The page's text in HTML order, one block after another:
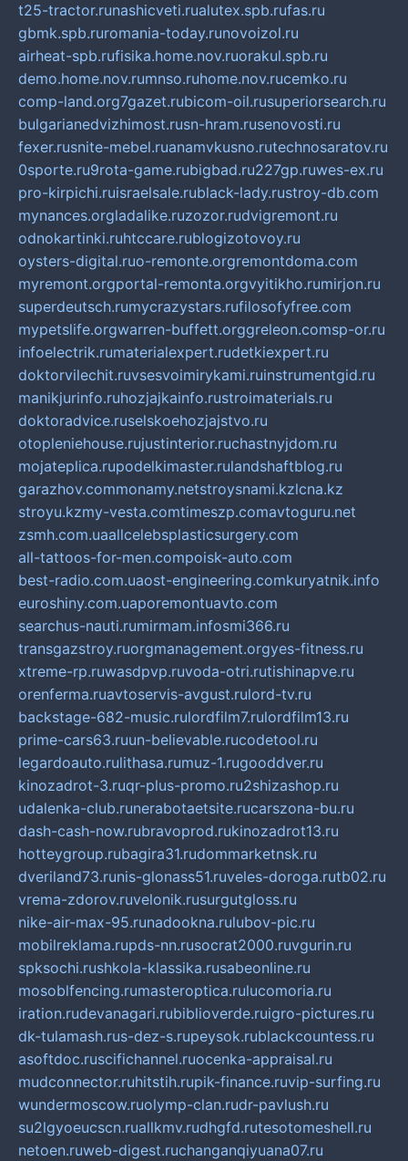
t25-tractor.runashicveti.rualutex.spb.rufas.ru
gbmk.spb.ruromania-today.runovoizol.ru
airheat-spb.rufisika.home.nov.ruorakul.spb.ru
demo.home.nov.rumnso.ruhome.nov.rucemko.ru
comp-land.org7gazet.rubicom-oil.rusuperiorsearch.ru
bulgarianedvizhimost.rusn-hram.rusenovosti.ru
fexer.rusnite-mebel.ruanamvkusno.rutechnosaratov.ru
0sporte.ru9rota-game.rubigbad.ru227gp.ruwes-ex.ru
pro-kirpichi.ruisraelsale.rublack-lady.rustroy-db.com
mynances.orgladalike.ruzozor.rudvigremont.ru
odnokartinki.ruhtccare.rublogizotovoy.ru
oysters-digital.ruo-remonte.orgremontdoma.com
myremont.orgportal-remonta.orgvyitikho.rumirjon.ru
superdeutsch.rumycrazystars.rufilosofyfree.com
mypetslife.orgwarren-buffett.orggreleon.comsp-or.ru
infoelectrik.rumaterialexpert.rudetkiexpert.ru
doktorvilechit.ruvsesvoimirykami.ruinstrumentgid.ru
manikjurinfo.ruhozjajkainfo.rustroimaterials.ru
doktoradvice.ruselskoehozjajstvo.ru
otopleniehouse.rujustinterior.ruchastnyjdom.ru
mojateplica.rupodelkimaster.rulandshaftblog.ru
garazhov.commonamy.netstroysnami.kzlcna.kz
stroyu.kzmy-vesta.comtimeszp.comavtoguru.net
zsmh.com.uaallcelebsplasticsurgery.com
all-tattoos-for-men.compoisk-auto.com
best-radio.com.uaost-engineering.comkuryatnik.info
euroshiny.com.uaporemontuavto.com
searchus-nauti.rumirmam.infosmi366.ru
transgazstroy.ruorgmanagement.orgyes-fitness.ru
xtreme-rp.ruwasdpvp.ruvoda-otri.rutishinapve.ru
orenferma.ruavtoservis-avgust.rulord-tv.ru
backstage-682-music.rulordfilm7.rulordfilm13.ru
prime-cars63.ruun-believable.rucodetool.ru
legardoauto.rulithasa.rumuz-1.rugooddver.ru
kinozadrot-3.ruqr-plus-promo.ru2shizashop.ru
udalenka-club.runerabotaetsite.rucarszona-bu.ru
dash-cash-now.rubravoprod.rukinozadrot13.ru
hotteygroup.rubagira31.rudommarketnsk.ru
dveriland73.runis-glonass51.ruveles-doroga.rutb02.ru
vrema-zdorov.ruvelonik.rusurgutgloss.ru
nike-air-max-95.runadookna.rulubov-pic.ru
mobilreklama.rupds-nn.rusocrat2000.ruvgurin.ru
spksochi.rushkola-klassika.rusabeonline.ru
mosoblfencing.rumasteroptica.rulucomoria.ru
iration.rudevanagari.rubiblioverde.ruigro-pictures.ru
dk-tulamash.rus-dez-s.rupeysok.rublackcountess.ru
asoftdoc.ruscifichannel.ruocenka-appraisal.ru
mudconnector.ruhitstih.rupik-finance.ruvip-surfing.ru
wundermoscow.ruolymp-clan.rudr-pavlush.ru
su2lgyoeucscn.ruallkmv.rudhgfd.rutesotomeshell.ru
netoen.ruweb-digest.ruchanganqiyuana07.ru